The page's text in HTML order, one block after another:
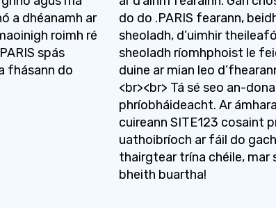
a dhéanamh ar
roimh ré
spás
fhásann do
do do .PARIS fearann,
sheoladh, d’uimhir
sheoladh ríomhphoist le
duine ar mian leo
<br><br> Tá sé seo an-
phríobháideacht. Ar
cuireann SITE123 cosaint
uathoibríoch ar fáil do
thairgtear trína chéile, mar
bheith buartha!